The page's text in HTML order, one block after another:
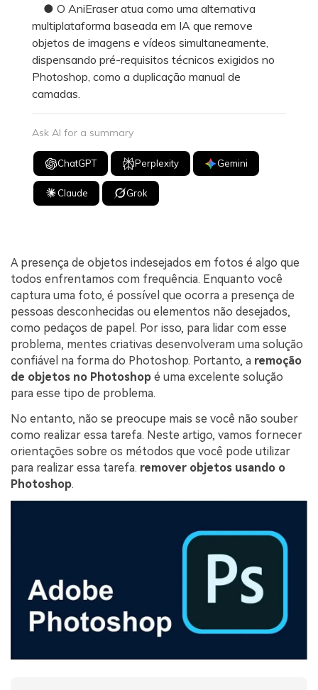
● O AniEraser atua como uma alternativa
multiplataforma baseada em IA que remove
objetos de imagens e vídeos simultaneamente,
dispensando pré-requisitos técnicos exigidos no
Photoshop, como a duplicação manual de
camadas.
Ask AI for a summary
ChatGPT Perplexity Gemini
Claude Grok
A presença de objetos indesejados em fotos é algo que
todos enfrentamos com frequência. Enquanto você
captura uma foto, é possível que ocorra a presença de
pessoas desconhecidas ou elementos não desejados,
como pedaços de papel. Por isso, para lidar com esse
problema, mentes criativas desenvolveram uma solução
confiável na forma do Photoshop. Portanto, a remoção
de objetos no Photoshop é uma excelente solução
para esse tipo de problema.
No entanto, não se preocupe mais se você não souber
como realizar essa tarefa. Neste artigo, vamos fornecer
orientações sobre os métodos que você pode utilizar
para realizar essa tarefa. remover objetos usando o
Photoshop.